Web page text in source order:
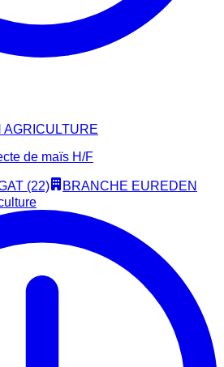
de maïs H/F
(22)
BRANCHE EUREDEN